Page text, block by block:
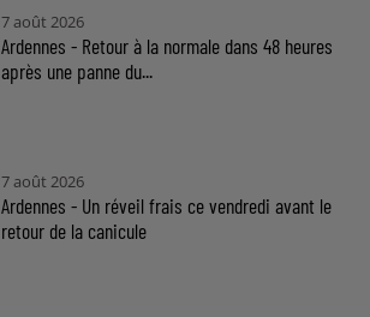
7 août 2026
Ardennes - Retour à la normale dans 48 heures
après une panne du...
7 août 2026
Ardennes - Un réveil frais ce vendredi avant le
retour de la canicule